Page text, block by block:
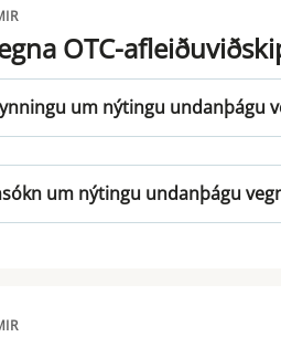
OTC-
um nýtingu undanþágu
um nýtingu undanþágu